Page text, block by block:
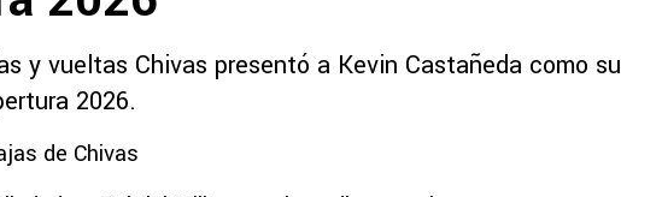
y vueltas Chivas presentó a Kevin Castañeda como su
2026.
de Chivas